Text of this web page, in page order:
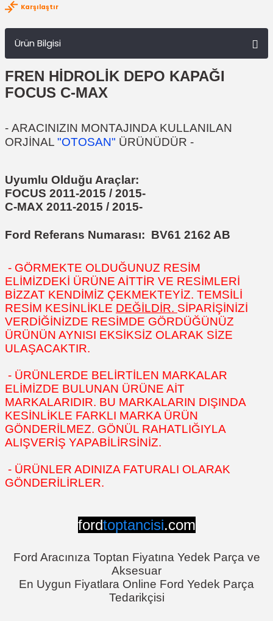
Karşılaştır
Ürün Bilgisi
FREN HİDROLİK DEPO KAPAĞI
FOCUS C-MAX
- ARACINIZIN MONTAJINDA KULLANILAN
ORJİNAL "OTOSAN" ÜRÜNÜDÜR -
Uyumlu Olduğu Araçlar:
FOCUS 2011-2015 / 2015-
C-MAX 2011-2015 / 2015-
Ford Referans Numarası: BV61 2162 AB
- GÖRMEKTE OLDUĞUNUZ RESİM
ELİMİZDEKİ ÜRÜNE AİTTİR VE RESİMLERİ
BİZZAT KENDİMİZ ÇEKMEKTEYİZ. TEMSİLİ
RESİM KESİNLİKLE DEĞİLDİR. SİPARİŞİNİZİ
VERDİĞİNİZDE RESİMDE GÖRDÜĞÜNÜZ
ÜRÜNÜN AYNISI EKSİKSİZ OLARAK SİZE
ULAŞACAKTIR.
- ÜRÜNLERDE BELİRTİLEN MARKALAR
ELİMİZDE BULUNAN ÜRÜNE AİT
MARKALARIDIR. BU MARKALARIN DIŞINDA
KESİNLİKLE FARKLI MARKA ÜRÜN
GÖNDERİLMEZ. GÖNÜL RAHATLIĞIYLA
ALIŞVERİŞ YAPABİLİRSİNİZ.
- ÜRÜNLER ADINIZA FATURALI OLARAK
GÖNDERİLİRLER.
fordtoptancisi.com
Ford Aracınıza Toptan Fiyatına Yedek Parça ve
Aksesuar
En Uygun Fiyatlara Online Ford Yedek Parça
Tedarikçisi